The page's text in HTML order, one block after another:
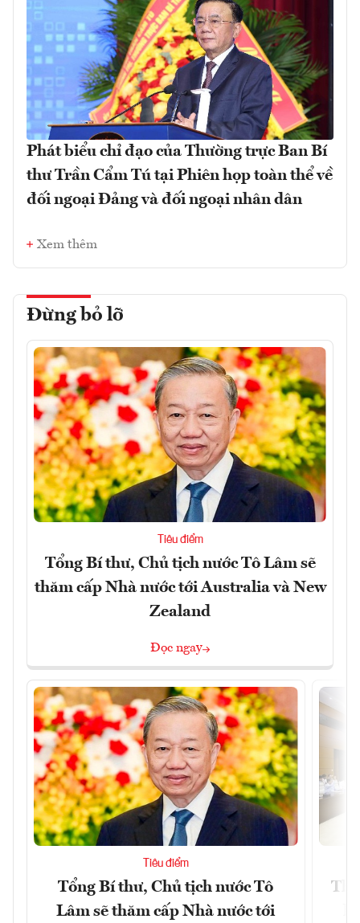
Phát biểu chỉ đạo của Thường trực Ban Bí
thư Trần Cẩm Tú tại Phiên họp toàn thể về
đối ngoại Đảng và đối ngoại nhân dân
Xem thêm
Đừng bỏ lỡ
Tiêu điểm
Tổng Bí thư, Chủ tịch nước Tô Lâm sẽ
thăm cấp Nhà nước tới Australia và New
Zealand
Đọc ngay
Tiêu điểm
Tổng Bí thư, Chủ tịch nước Tô
Lâm sẽ thăm cấp Nhà nước tới